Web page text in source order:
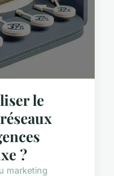
le
?
marketing